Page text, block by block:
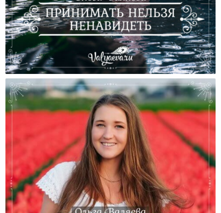
Принимать Нельзя Ненавидеть